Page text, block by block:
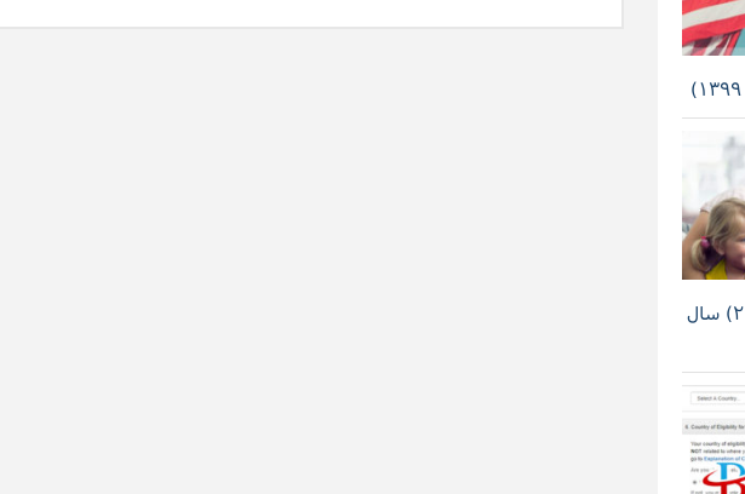
شرایط ثبت نام لاتاری (۲۰۲۲) سال